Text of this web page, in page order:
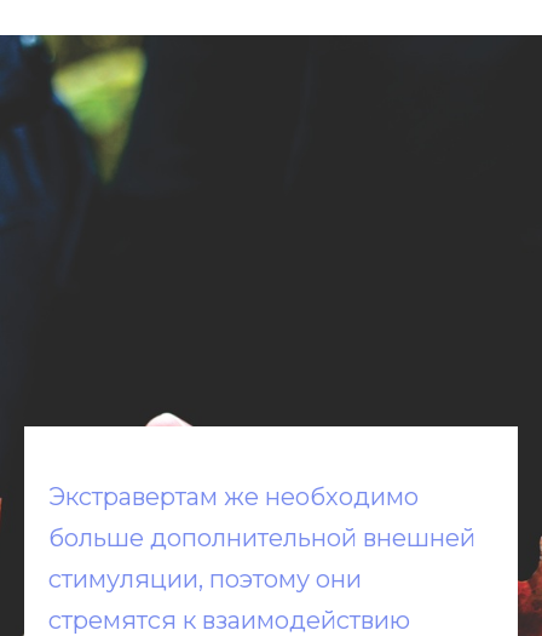
Экстравертам же необходимо
больше дополнительной внешней
стимуляции, поэтому они
стремятся к взаимодействию